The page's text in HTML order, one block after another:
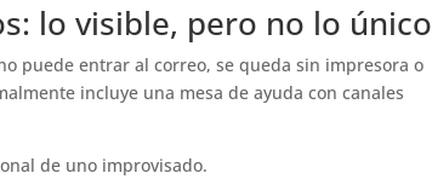
lo visible, pero no lo único
puede entrar al correo, se queda sin impresora o
incluye una mesa de ayuda con canales
de uno improvisado.